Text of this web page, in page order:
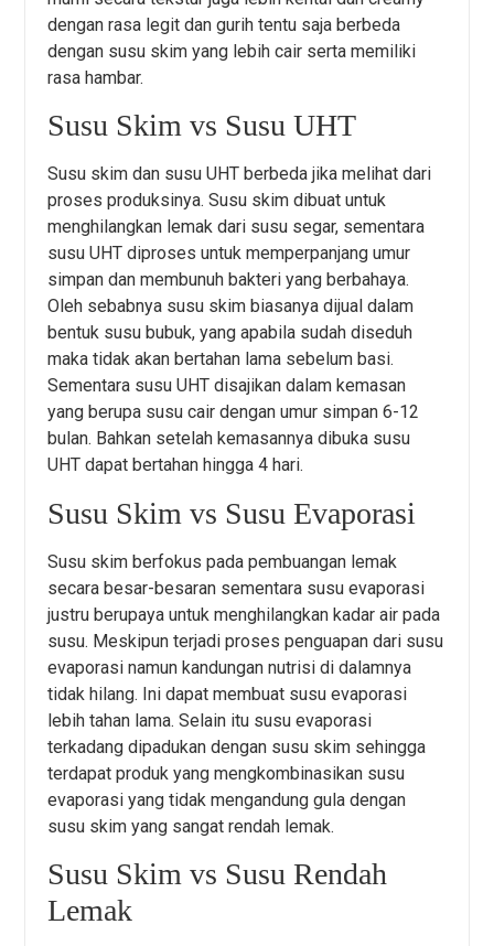
dengan rasa legit dan gurih tentu saja berbeda
dengan susu skim yang lebih cair serta memiliki
rasa hambar.
Susu Skim vs Susu UHT
Susu skim dan susu UHT berbeda jika melihat dari
proses produksinya. Susu skim dibuat untuk
menghilangkan lemak dari susu segar, sementara
susu UHT diproses untuk memperpanjang umur
simpan dan membunuh bakteri yang berbahaya.
Oleh sebabnya susu skim biasanya dijual dalam
bentuk susu bubuk, yang apabila sudah diseduh
maka tidak akan bertahan lama sebelum basi.
Sementara susu UHT disajikan dalam kemasan
yang berupa susu cair dengan umur simpan 6-12
bulan. Bahkan setelah kemasannya dibuka susu
UHT dapat bertahan hingga 4 hari.
Susu Skim vs Susu Evaporasi
Susu skim berfokus pada pembuangan lemak
secara besar-besaran sementara susu evaporasi
justru berupaya untuk menghilangkan kadar air pada
susu. Meskipun terjadi proses penguapan dari susu
evaporasi namun kandungan nutrisi di dalamnya
tidak hilang. Ini dapat membuat susu evaporasi
lebih tahan lama. Selain itu susu evaporasi
terkadang dipadukan dengan susu skim sehingga
terdapat produk yang mengkombinasikan susu
evaporasi yang tidak mengandung gula dengan
susu skim yang sangat rendah lemak.
Susu Skim vs Susu Rendah
Lemak